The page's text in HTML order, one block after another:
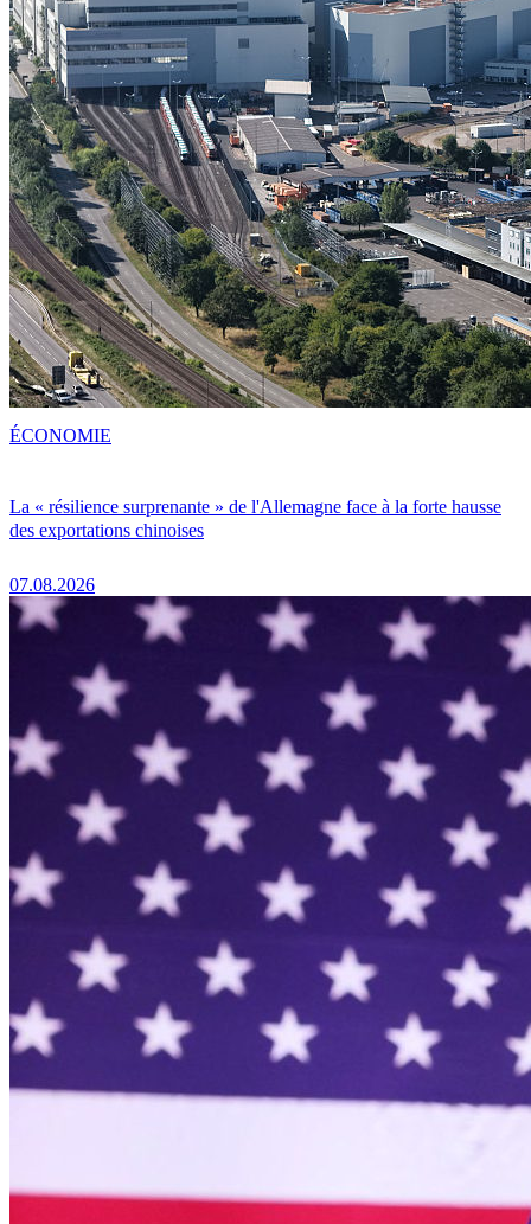
La « résilience surprenante » de l'Allemagne face à la forte hausse
des exportations chinoises
07.08.2026
ÉCONOMIE